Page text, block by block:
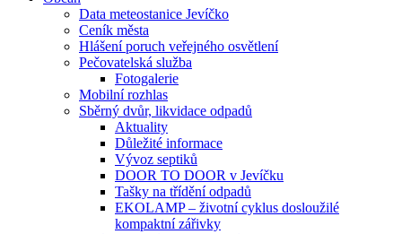
Data meteostanice Jevíčko
Ceník města
Hlášení poruch veřejného osvětlení
Pečovatelská služba
Fotogalerie
Mobilní rozhlas
Sběrný dvůr, likvidace odpadů
Aktuality
Důležité informace
Vývoz septiků
DOOR TO DOOR v Jevíčku
Tašky na třídění odpadů
EKOLAMP – životní cyklus dosloužilé
kompaktní zářivky